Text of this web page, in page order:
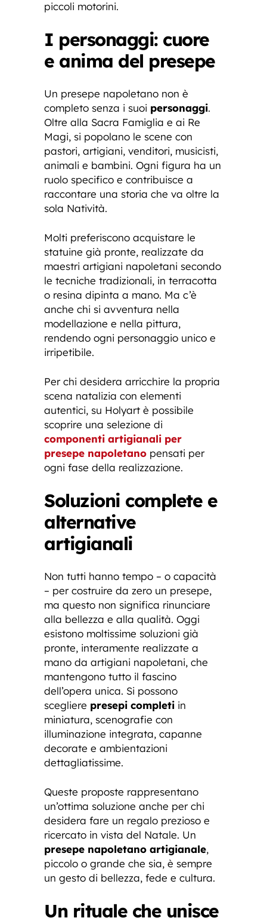
piccoli motorini.
I personaggi: cuore
e anima del presepe
Un presepe napoletano non è
completo senza i suoi personaggi.
Oltre alla Sacra Famiglia e ai Re
Magi, si popolano le scene con
pastori, artigiani, venditori, musicisti,
animali e bambini. Ogni figura ha un
ruolo specifico e contribuisce a
raccontare una storia che va oltre la
sola Natività.
Molti preferiscono acquistare le
statuine già pronte, realizzate da
maestri artigiani napoletani secondo
le tecniche tradizionali, in terracotta
o resina dipinta a mano. Ma c’è
anche chi si avventura nella
modellazione e nella pittura,
rendendo ogni personaggio unico e
irripetibile.
Per chi desidera arricchire la propria
scena natalizia con elementi
autentici, su Holyart è possibile
scoprire una selezione di
componenti artigianali per
presepe napoletano pensati per
ogni fase della realizzazione.
Soluzioni complete e
alternative
artigianali
Non tutti hanno tempo – o capacità
– per costruire da zero un presepe,
ma questo non significa rinunciare
alla bellezza e alla qualità. Oggi
esistono moltissime soluzioni già
pronte, interamente realizzate a
mano da artigiani napoletani, che
mantengono tutto il fascino
dell’opera unica. Si possono
scegliere presepi completi in
miniatura, scenografie con
illuminazione integrata, capanne
decorate e ambientazioni
dettagliatissime.
Queste proposte rappresentano
un’ottima soluzione anche per chi
desidera fare un regalo prezioso e
ricercato in vista del Natale. Un
presepe napoletano artigianale,
piccolo o grande che sia, è sempre
un gesto di bellezza, fede e cultura.
Un rituale che unisce